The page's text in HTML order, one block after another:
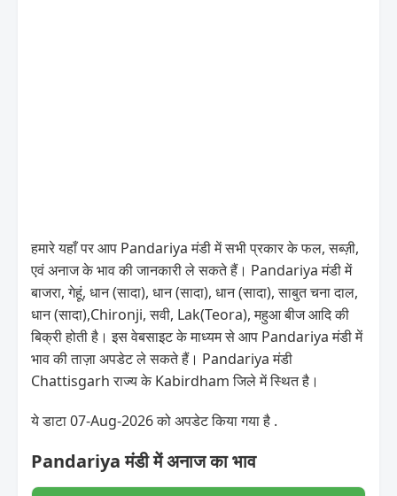
हमारे यहाँ पर आप Pandariya मंडी में सभी प्रकार के फल, सब्ज़ी,
एवं अनाज के भाव की जानकारी ले सकते हैं। Pandariya मंडी में
बाजरा, गेहूं, धान (सादा), धान (सादा), धान (सादा), साबुत चना दाल,
धान (सादा),Chironji, सवी, Lak(Teora), महुआ बीज आदि की
बिक्री होती है। इस वेबसाइट के माध्यम से आप Pandariya मंडी में
भाव की ताज़ा अपडेट ले सकते हैं। Pandariya मंडी
Chattisgarh राज्य के Kabirdham जिले में स्थित है।
ये डाटा 07-Aug-2026 को अपडेट किया गया है .
Pandariya मंडी में अनाज का भाव